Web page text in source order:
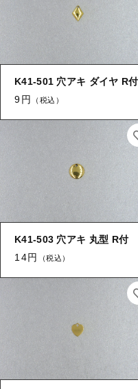
K41-501 穴アキ ダイヤ R付
9円
（税込）
K41-503 穴アキ 丸型 R付
14円
（税込）
★訳ありアウトレッ
【メッキ付】 ブロー
【はめこみパーツ】
【はめこみパーツ】
【表金具】 皿・ミー
【表金具】 浅皿
【表金具】 押皿・挽
【表金具】 4ッ爪
【表金具】 透かしパ
【表金具】 平板
【メッ
【はめこ
【はめこ
【はめ
【表金
【表
【表金
【表
【表金
【
子カテゴリ
価格帯
在庫あり